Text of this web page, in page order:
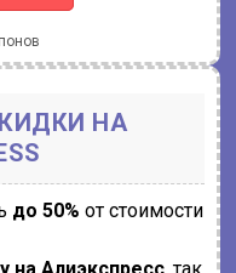
НА
до 50% от стоимости